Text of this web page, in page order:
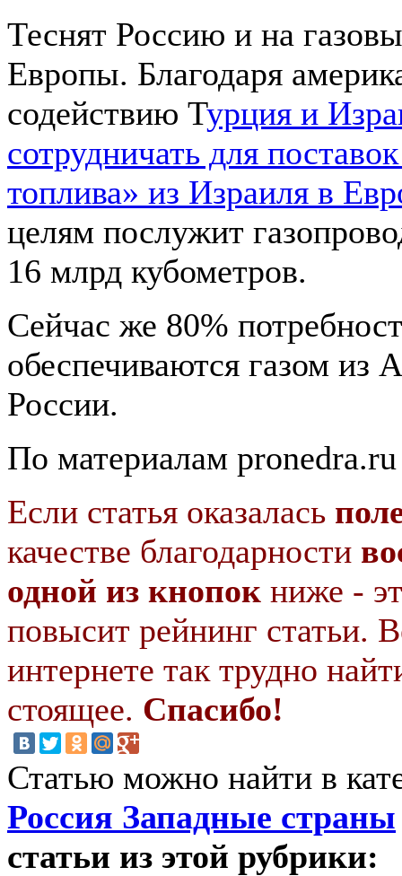
Теснят Россию и на
Европы. Благодаря
содействию Турция и
сотрудничать для
топлива» из Израиля в
целям послужит
16 млрд кубометров.
Сейчас же 80%
обеспечиваются газом из
России.
По материалам pronedra.ru
Если статья оказалась
качестве благодарности
одной из кнопок ниже -
повысит рейнинг статьи.
интернете так трудно
стоящее. Спасибо!
Статью можно найти в
Россия Западные страны
статьи из этой рубрики: